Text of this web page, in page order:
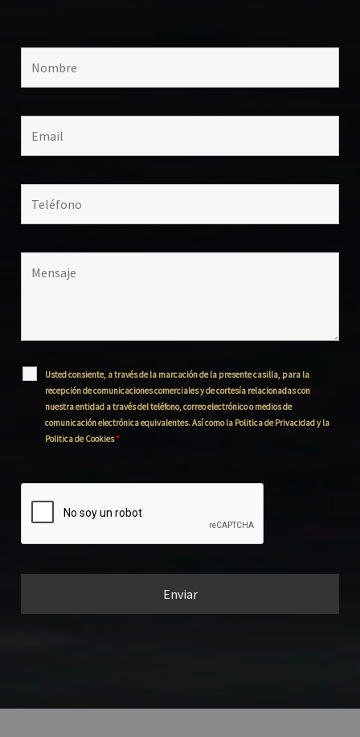
Usted consiente, a través de la marcación de la presente casilla, para la
recepción de comunicaciones comerciales y de cortesía relacionadas con
nuestra entidad a través del teléfono, correo electrónico o medios de
comunicación electrónica equivalentes. Así como la Politica de Privacidad y la
Politica de Cookies*